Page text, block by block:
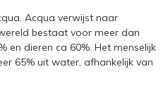
Acqua verwijst naar
bestaat voor meer dan
en dieren ca 60%. Het menselijk
65% uit water, afhankelijk van